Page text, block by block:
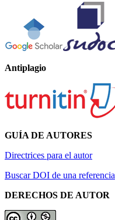
Antiplagio
GUÍA DE AUTORES
Directrices para el autor
Buscar DOI de una referencia
DERECHOS DE AUTOR